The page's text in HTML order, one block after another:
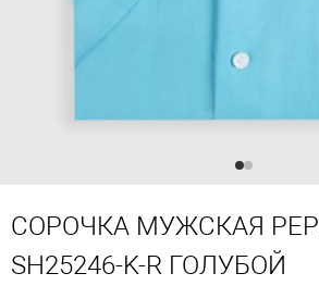
СОРОЧКА МУЖСКАЯ
SH25246-K-R ГОЛУБОЙ